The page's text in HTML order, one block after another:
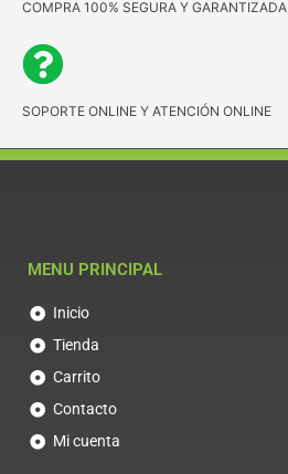
COMPRA 100% SEGURA Y GARANTIZADA
SOPORTE ONLINE Y ATENCIÓN ONLINE
MENU PRINCIPAL
Inicio
Tienda
Carrito
Contacto
Mi cuenta